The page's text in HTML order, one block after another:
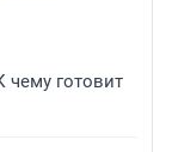
чему готовит